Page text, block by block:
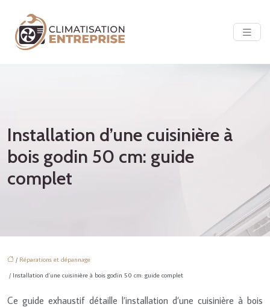
Installation d’une cuisinière à
bois godin 50 cm: guide
complet
/ Réparations et dépannage
/ Installation d’une cuisinière à bois godin 50 cm: guide complet
Ce guide exhaustif détaille l’installation d’une cuisinière à bois